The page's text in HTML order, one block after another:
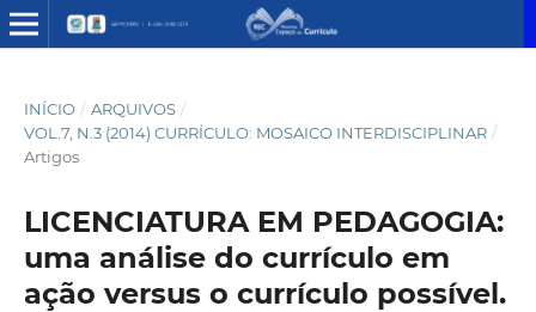
INÍCIO / ARQUIVOS /
VOL.7, N.3 (2014) CURRÍCULO: MOSAICO INTERDISCIPLINAR /
Artigos
LICENCIATURA EM PEDAGOGIA:
uma análise do currículo em
ação versus o currículo possível.